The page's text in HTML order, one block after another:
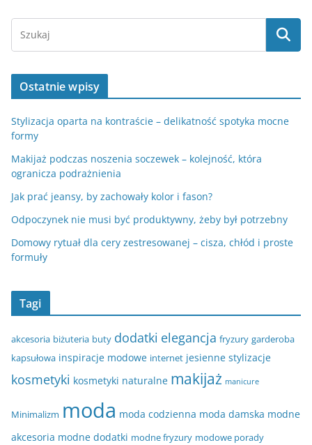
Ostatnie wpisy
Stylizacja oparta na kontraście – delikatność spotyka mocne
formy
Makijaż podczas noszenia soczewek – kolejność, która
ogranicza podrażnienia
Jak prać jeansy, by zachowały kolor i fason?
Odpoczynek nie musi być produktywny, żeby był potrzebny
Domowy rytuał dla cery zestresowanej – cisza, chłód i proste
formuły
Tagi
akcesoria biżuteria buty dodatki elegancja fryzury garderoba
kapsułowa inspiracje modowe internet jesienne stylizacje
kosmetyki kosmetyki naturalne makijaż manicure
Minimalizm moda moda codzienna moda damska modne
akcesoria modne dodatki modne fryzury modowe porady